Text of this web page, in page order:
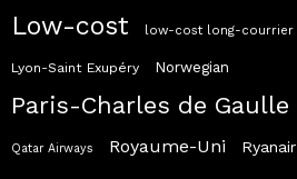
Low-cost low-cost long-courrier
Lyon-Saint Exupéry Norwegian
Paris-Charles de Gaulle
Qatar Airways Royaume-Uni Ryanair